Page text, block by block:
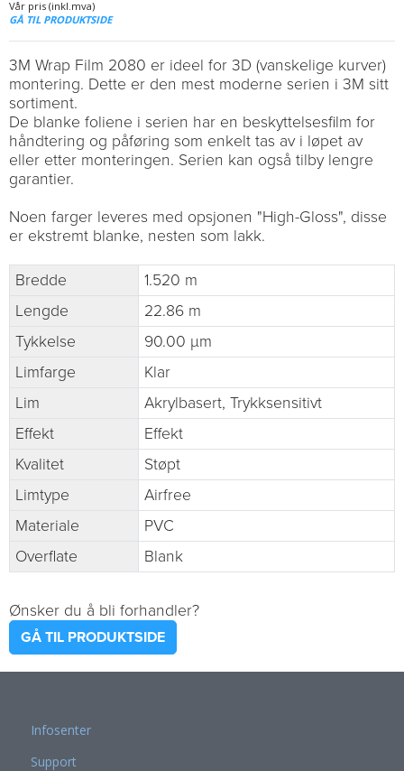
Vår pris (inkl.mva)
GÅ TIL PRODUKTSIDE
3M Wrap Film 2080 er ideel for 3D (vanskelige kurver)
montering. Dette er den mest moderne serien i 3M sitt
sortiment.
De blanke foliene i serien har en beskyttelsesfilm for
håndtering og påføring som enkelt tas av i løpet av
eller etter monteringen. Serien kan også tilby lengre
garantier.
Noen farger leveres med opsjonen "High-Gloss", disse
er ekstremt blanke, nesten som lakk.
Bredde
1.520 m
Lengde
22.86 m
Tykkelse
90.00 µm
Limfarge
Klar
Lim
Akrylbasert, Trykksensitivt
Effekt
Effekt
Kvalitet
Støpt
Limtype
Airfree
Materiale
PVC
Overflate
Blank
Ønsker du å bli forhandler?
GÅ TIL PRODUKTSIDE
Infosenter
Support